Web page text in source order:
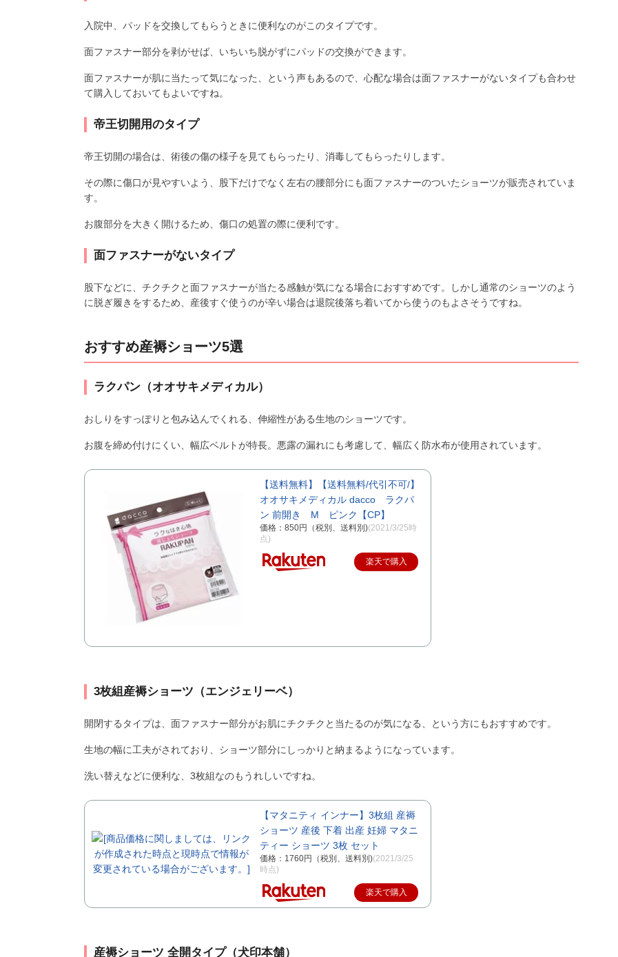
入院中、パッドを交換してもらうときに便利なのがこのタイプです。
面ファスナー部分を剥がせば、いちいち脱がずにパッドの交換ができます。
面ファスナーが肌に当たって気になった、という声もあるので、心配な場合は面ファスナーがないタイプも合わせ
て購入しておいてもよいですね。
帝王切開用のタイプ
帝王切開の場合は、術後の傷の様子を見てもらったり、消毒してもらったりします。
その際に傷口が見やすいよう、股下だけでなく左右の腰部分にも面ファスナーのついたショーツが販売されていま
す。
お腹部分を大きく開けるため、傷口の処置の際に便利です。
面ファスナーがないタイプ
股下などに、チクチクと面ファスナーが当たる感触が気になる場合におすすめです。しかし通常のショーツのよう
に脱ぎ履きをするため、産後すぐ使うのが辛い場合は退院後落ち着いてから使うのもよさそうですね。
おすすめ産褥ショーツ5選
ラクパン（オオサキメディカル）
おしりをすっぽりと包み込んでくれる、伸縮性がある生地のショーツです。
お腹を締め付けにくい、幅広ベルトが特長。悪露の漏れにも考慮して、幅広く防水布が使用されています。
【送料無料】【送料無料/代引不可/】
オオサキメディカル dacco ラクパ
ン 前開き M ピンク【CP】
価格：850円（税別、送料別)(2021/3/25時
点)
楽天で購入
3枚組産褥ショーツ（エンジェリーベ）
開閉するタイプは、面ファスナー部分がお肌にチクチクと当たるのが気になる、という方にもおすすめです。
生地の幅に工夫がされており、ショーツ部分にしっかりと納まるようになっています。
洗い替えなどに便利な、3枚組なのもうれしいですね。
【マタニティ インナー】3枚組 産褥
ショーツ 産後 下着 出産 妊婦 マタニ
ティー ショーツ 3枚 セット
価格：1760円（税別、送料別)(2021/3/25
時点)
楽天で購入
産褥ショーツ 全開タイプ（犬印本舗）